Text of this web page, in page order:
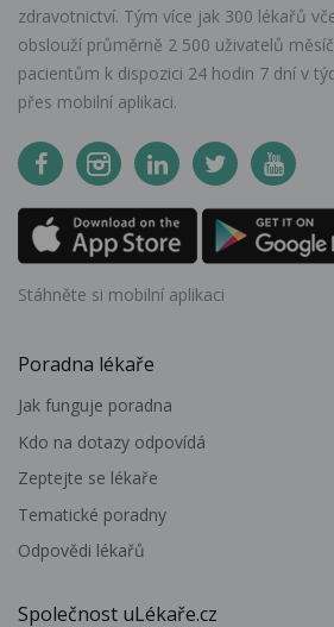
zdravotnictví. Tým více jak 300 lékařů
obslouží průměrně 2 500 uživatelů
pacientům k dispozici 24 hodin 7 dní v
přes mobilní aplikaci.
Stáhněte si mobilní aplikaci
Poradna lékaře
Jak funguje poradna
Kdo na dotazy odpovídá
Zeptejte se lékaře
Tematické poradny
Odpovědi lékařů
Společnost uLékaře.cz